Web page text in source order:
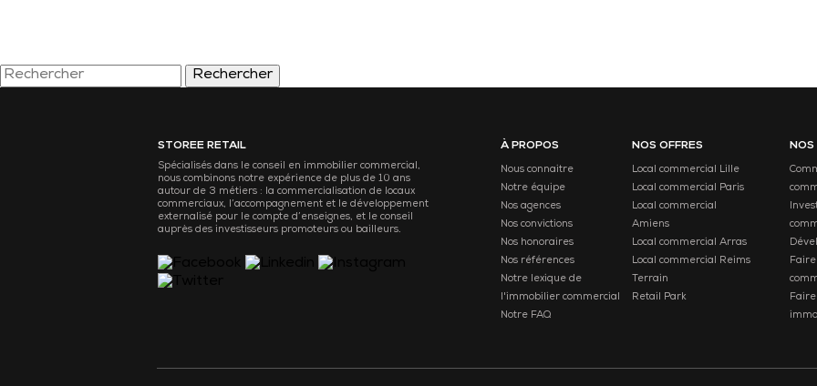
Rechercher
STOREE RETAIL
Spécialisés dans le conseil en immobilier commercial,
nous combinons notre expérience de plus de 10 ans
autour de 3 métiers : la commercialisation de locaux
commerciaux, l’accompagnement et le développement
externalisé pour le compte d’enseignes, et le conseil
auprès des investisseurs promoteurs ou bailleurs.
À PROPOS
Nous connaitre
Notre équipe
Nos agences
Nos convictions
Nos honoraires
Nos références
Notre lexique de
l'immobilier commercial
Notre FAQ
NOS OFFRES
Local commercial Lille
Local commercial Paris
Local commercial
Amiens
Local commercial Arras
Local commercial Reims
Terrain
Retail Park
NOS